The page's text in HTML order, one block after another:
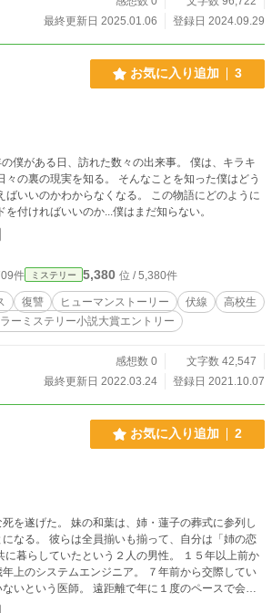
最終更新日 2025.01.06
登録日 2024.09.29
お気に入り追加 3
僕がある日、訪れた数々の出来事。 僕は、キラキ
現実を知る。 そんなことを知った僕はどう
ばいいのかわからなくなる。 この物語にどのように
を付ければいいのか...僕はまだ知らない。
件 ミステリー 5,380 位 / 5,380件
復讐 ヒューマンストーリー 伏線
高校生
ーミステリー小説大賞エントリー
感想数 0
文字数 42,547
最終更新日 2022.03.24
登録日 2021.10.07
お気に入り追加 2
を遂げた。 妹の和葉は、姉・蓮子の葬式に参列し
なる。 彼らは全員揃いも揃って、自分は「姉の恋
上のシステムエンジニア。 ７年前から交際してい
いという医師。 遠距離で年に１度のペースで会っ
５人